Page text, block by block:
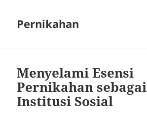
Pernikahan
Menyelami Esensi
Pernikahan sebagai
Institusi Sosial